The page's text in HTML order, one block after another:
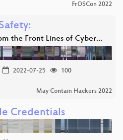
FrOSCon 2022
the Front Lines of Cyber…
2022-07-25
100
May Contain Hackers 2022
Credentials